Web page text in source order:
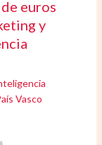
euros
y
Vasco